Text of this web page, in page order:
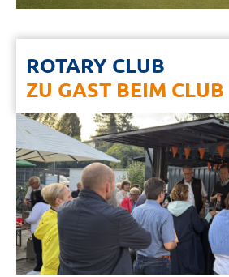
ROTARY CLUB
ZU GAST BEIM CLUB